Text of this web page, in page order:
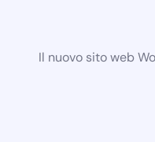
Il nuovo sito web